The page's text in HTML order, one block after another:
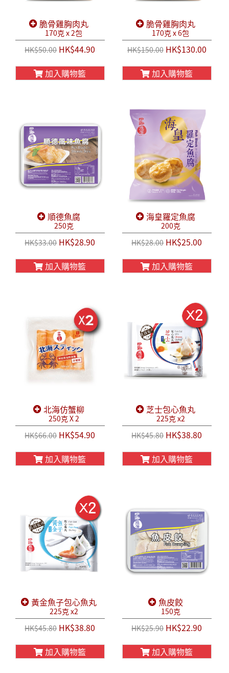
脆骨雞胸肉丸
170克 x 2包
HK$50.00HK$44.90
加入購物籃
脆骨雞胸肉丸
170克 x 6包
HK$150.00HK$130.00
加入購物籃
順德魚腐
250克
HK$33.00HK$28.90
加入購物籃
海皇羅定魚腐
200克
HK$28.00HK$25.00
加入購物籃
北海仿蟹柳
250克 X 2
HK$66.00HK$54.90
加入購物籃
芝士包心魚丸
225克 x2
HK$45.80HK$38.80
加入購物籃
黃金魚子包心魚丸
225克 x2
HK$45.80HK$38.80
加入購物籃
魚皮餃
150克
HK$25.90HK$22.90
加入購物籃